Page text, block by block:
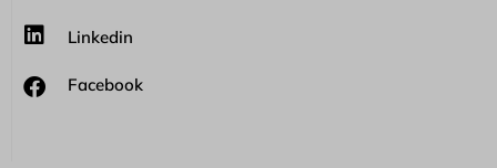
Linkedin
Facebook